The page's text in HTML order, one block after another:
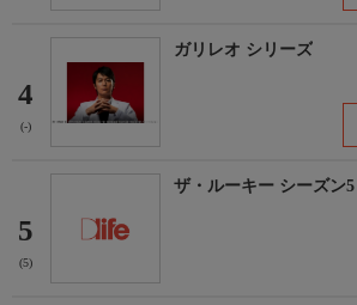
4
(-)
ガリレオ シリーズ
5
(5)
ザ・ルーキー シーズン5